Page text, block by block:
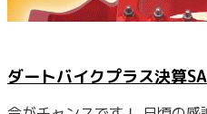
ダートバイクプラス決算